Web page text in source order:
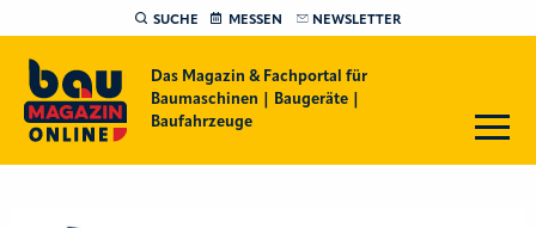
SUCHE MESSEN NEWSLETTER
Das Magazin & Fachportal für
Baumaschinen | Baugeräte |
Baufahrzeuge